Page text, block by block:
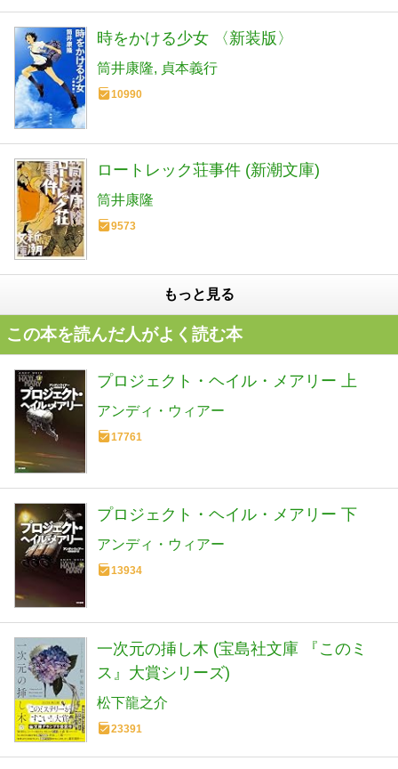
時をかける少女 〈新装版〉
筒井康隆 貞本義行
10990
ロートレック荘事件 (新潮文庫)
筒井康隆
9573
もっと見る
この本を読んだ人がよく読む本
プロジェクト・ヘイル・メアリー 上
アンディ・ウィアー
17761
プロジェクト・ヘイル・メアリー 下
アンディ・ウィアー
13934
一次元の挿し木 (宝島社文庫 『このミ
ス』大賞シリーズ)
松下龍之介
23391